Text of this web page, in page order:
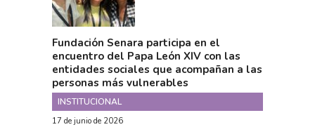
Fundación Senara participa en el
encuentro del Papa León XIV con las
entidades sociales que acompañan a las
personas más vulnerables
INSTITUCIONAL
17 de junio de 2026